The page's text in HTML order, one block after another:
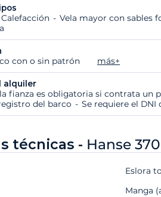
Calefacción Vela mayor con sables
con o sin patrón
más+
alquiler
fianza es obligatoria si contrata un
del barco Se requiere el DNI
técnicas - Hanse 370
Eslora
Manga